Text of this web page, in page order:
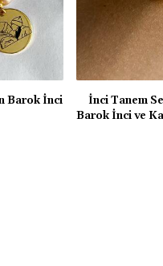
Barok İnci
İnci Tanem
Barok İnci ve